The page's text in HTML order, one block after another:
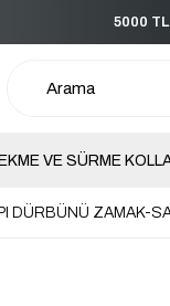
5000
VE SÜRME
DÜRBÜNÜ ZAMAK-